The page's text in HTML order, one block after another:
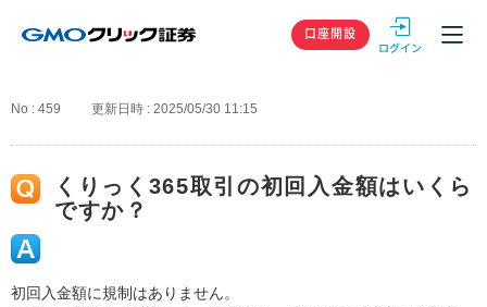
GMOクリック
口座開設
No : 459 更新日時 : 2025/05/30 11:15
くりっく365取引の初回入金額はいくら
ですか？
初回入金額に規制はありません。